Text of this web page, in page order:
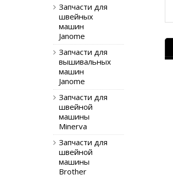
Запчасти для
швейных
машин
Janome
Запчасти для
вышивальных
машин
Janome
Запчасти для
швейной
машины
Minerva
Запчасти для
швейной
машины
Brother